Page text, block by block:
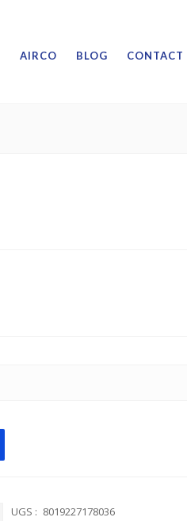
AIRCO BLOG CONTACT
UGS : 8019227178036